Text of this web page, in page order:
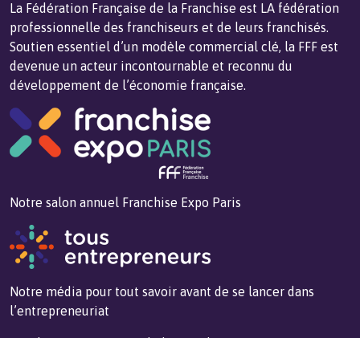
La Fédération Française de la Franchise est LA fédération
professionnelle des franchiseurs et de leurs franchisés.
Soutien essentiel d’un modèle commercial clé, la FFF est
devenue un acteur incontournable et reconnu du
développement de l’économie française.
Notre salon annuel Franchise Expo Paris
Notre média pour tout savoir avant de se lancer dans
l’entrepreneuriat